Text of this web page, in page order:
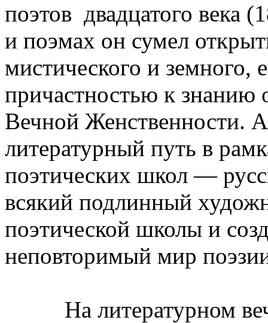
поэтов двадцатого века
и поэмах он сумел
мистического и земного,
причастностью к
Вечной Женственности.
литературный путь в
поэтических школ —
всякий подлинный
поэтической школы и
неповторимый мир
На литературном